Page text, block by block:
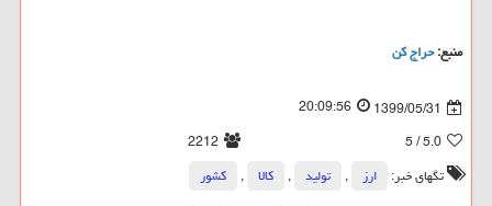
منبع:حراج كن
1399/05/31
20:09:56
5.0
/ 5
2212
تگهای خبر:
ارز , تولید , كالا ,
كشور